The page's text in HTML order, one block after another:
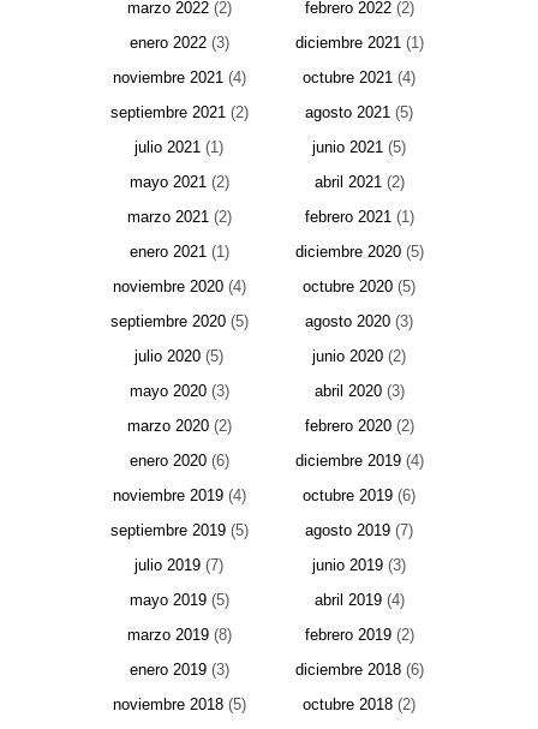
marzo 2022(2) febrero 2022(2)
enero 2022(3) diciembre 2021(1)
noviembre 2021(4) octubre 2021 (4)
septiembre 2021(2) agosto 2021 (5)
julio 2021 (1) junio 2021 (5)
mayo 2021(2) abril 2021(2)
marzo 2021(2) febrero 2021(1)
enero 2021(1) diciembre 2020(5)
noviembre 2020(4) octubre 2020 (5)
septiembre 2020(5) agosto 2020 (3)
julio 2020 (5) junio 2020 (2)
mayo 2020(3) abril 2020(3)
marzo 2020(2) febrero 2020(2)
enero 2020(6) diciembre 2019(4)
noviembre 2019(4) octubre 2019 (6)
septiembre 2019(5) agosto 2019 (7)
julio 2019 (7) junio 2019 (3)
mayo 2019(5) abril 2019(4)
marzo 2019(8) febrero 2019(2)
enero 2019(3) diciembre 2018(6)
noviembre 2018(5) octubre 2018 (2)